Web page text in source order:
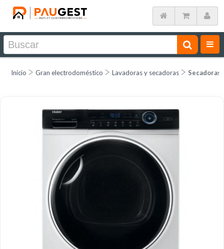
Inicio Gran electrodoméstico Lavadoras y secadoras Secadoras